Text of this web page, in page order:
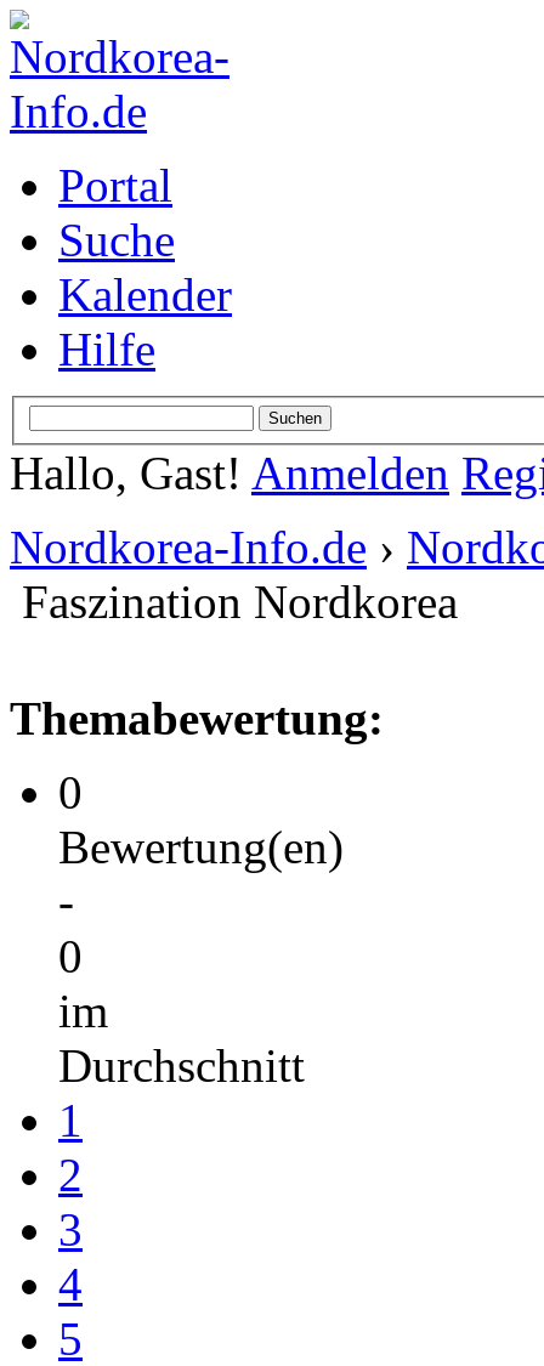
Portal
Suche
Kalender
Hilfe
Hallo, Gast! Anmelden
Nordkorea-Info.de ›
Faszination Nordkorea
Themabewertung:
0
Bewertung(en)
-
0
im
Durchschnitt
1
2
3
4
5